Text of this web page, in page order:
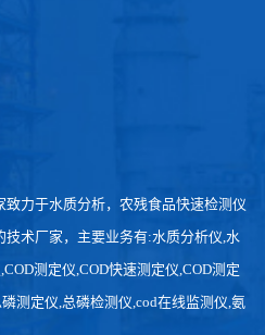
力于水质分析，农残食品快速检测仪
术厂家，主要业务有:水质分析仪,水
测定仪,COD快速测定仪,COD测定
测定仪,总磷检测仪,cod在线监测仪,氨